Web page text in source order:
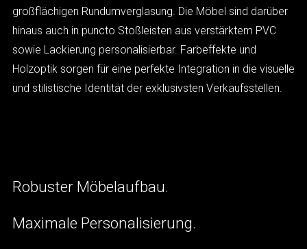
großflächigen Rundumverglasung. Die Möbel sind darüber
hinaus auch in puncto Stoßleisten aus verstärktem PVC
sowie Lackierung personalisierbar. Farbeffekte und
Holzoptik sorgen für eine perfekte Integration in die visuelle
und stilistische Identität der exklusivsten Verkaufsstellen.
Robuster Möbelaufbau.
Maximale Personalisierung.